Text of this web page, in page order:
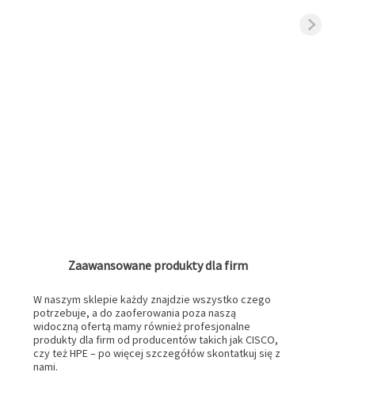
Zaawansowane produkty dla firm
W naszym sklepie każdy znajdzie wszystko czego
potrzebuje, a do zaoferowania poza naszą
widoczną ofertą mamy również profesjonalne
produkty dla firm od producentów takich jak CISCO,
czy też HPE – po więcej szczegółów skontatkuj się z
nami.